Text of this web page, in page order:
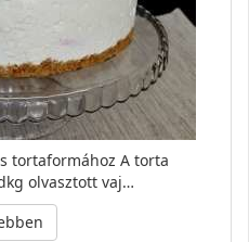
tortaformához A torta
olvasztott vaj…